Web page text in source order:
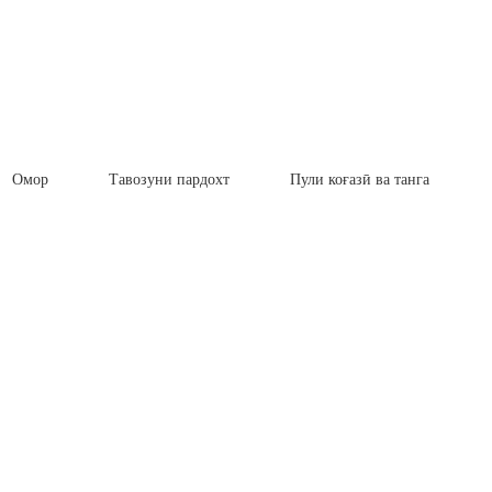
Омор Тавозуни пардохт Пули коғазӣ ва танга